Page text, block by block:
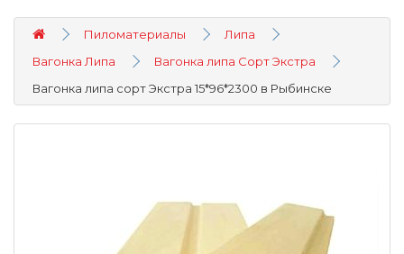
Пиломатериалы
Липа
Вагонка Липа
Вагонка липа Сорт Экстра
Вагонка липа сорт Экстра 15*96*2300 в Рыбинске